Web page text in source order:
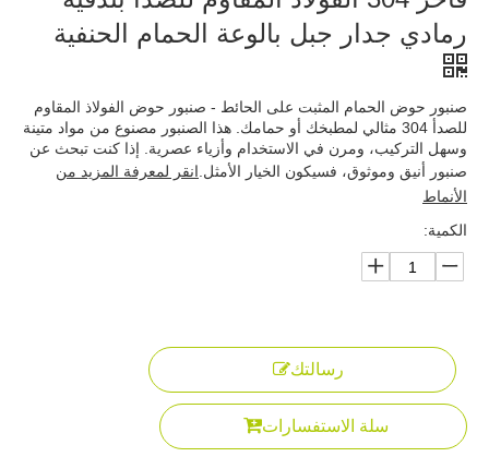
رمادي جدار جبل بالوعة الحمام الحنفية
صنبور حوض الحمام المثبت على الحائط - صنبور حوض الفولاذ المقاوم
للصدأ 304 مثالي لمطبخك أو حمامك. هذا الصنبور مصنوع من مواد متينة
وسهل التركيب، ومرن في الاستخدام وأزياء عصرية. إذا كنت تبحث عن
صنبور أنيق وموثوق، فسيكون الخيار الأمثل.انقر لمعرفة المزيد من
الأنماط
الكمية:
رسالتك
سلة الاستفسارات